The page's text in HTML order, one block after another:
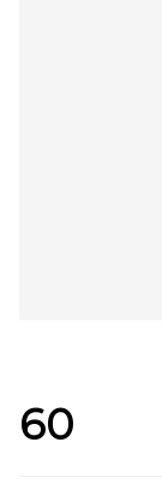
60